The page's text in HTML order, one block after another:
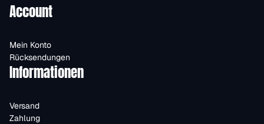
Account
Mein Konto
Rücksendungen
Informationen
Versand
Zahlung